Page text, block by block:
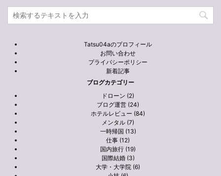
Tatsu04aのプロフィール
お問い合わせ
プライバシーポリシー
新着記事
ブログカテゴリー
ドローン (2)
ブログ運営 (24)
ホテルレビュー (84)
メンタル (7)
一時帰国 (13)
仕事 (12)
国内旅行 (19)
国際結婚 (3)
大学・大学院 (6)